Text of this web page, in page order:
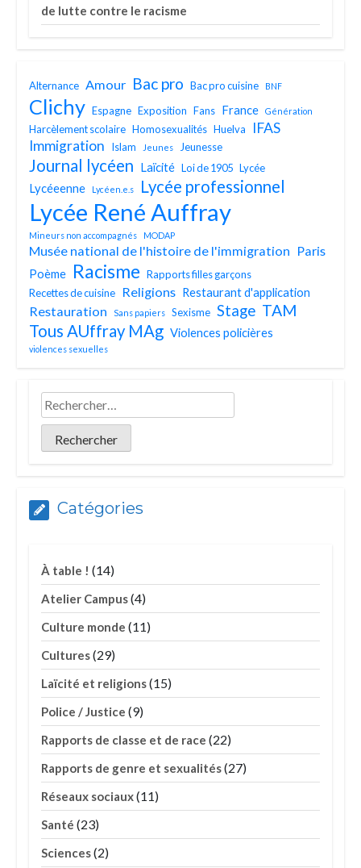
de lutte contre le racisme
Alternance Amour Bac pro Bac pro cuisine BNF
Clichy Espagne Exposition Fans France Génération
Harcèlement scolaire Homosexualités Huelva
IFAS
Immigration
Islam Jeunes Jeunesse
Journal lycéen Laïcité Loi de 1905 Lycée
Lycéeenne Lycéen.e.s Lycée professionnel
Lycée René Auffray
Mineurs non accompagnés MODAP
Musée national de l'histoire de l'immigration Paris
Poème Racisme Rapports filles garçons
Recettes de cuisine
Religions Restaurant d'application
Restauration Sans papiers Sexisme Stage TAM
Tous AUffray MAg Violences policières
violences sexuelles
Catégories
À table ! (14)
Atelier Campus(4)
Culture monde (11)
Cultures(29)
Laïcité et religions(15)
Police / Justice (9)
Rapports de classe et de race (22)
Rapports de genre et sexualités(27)
Réseaux sociaux(11)
Santé (23)
Sciences(2)